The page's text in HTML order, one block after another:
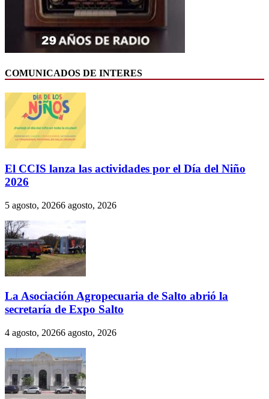
COMUNICADOS DE INTERES
El CCIS lanza las actividades por el Día del Niño
2026
5 agosto, 20266 agosto, 2026
La Asociación Agropecuaria de Salto abrió la
secretaría de Expo Salto
4 agosto, 20266 agosto, 2026